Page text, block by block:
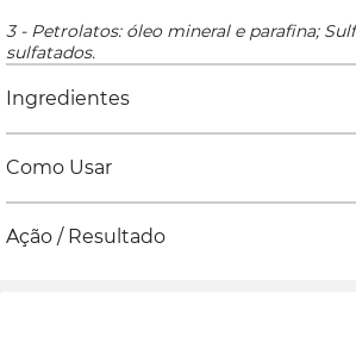
3 - Petrolatos: óleo mineral e parafina;
sulfatados.
Ingredientes
Como Usar
Ação / Resultado